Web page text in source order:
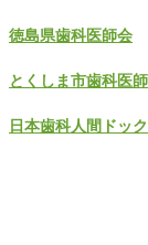
徳島県歯科医師会
とくしま市歯科医
日本歯科人間ドッ